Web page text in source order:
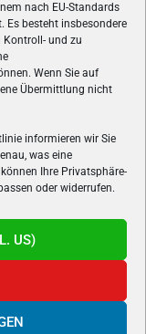
nach EU-Standards
Es besteht insbesondere
Kontroll- und zu
Wenn Sie auf
Übermittlung nicht
informieren wir Sie
was eine
Ihre Privatsphäre-
oder widerrufen.
US)
das älteste Online-
aktuelle News,
Gaming-
e-Sport's.